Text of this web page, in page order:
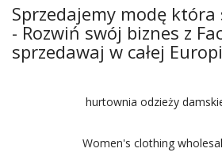
Sprzedajemy modę która
- Rozwiń swój biznes z
sprzedawaj w całej
hurtownia odzieży
Women's clothing